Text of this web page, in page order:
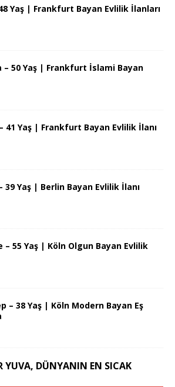
Yaş | Frankfurt Bayan Evlilik İlanları
– 50 Yaş | Frankfurt İslami Bayan
41 Yaş | Frankfurt Bayan Evlilik İlanı
39 Yaş | Berlin Bayan Evlilik İlanı
– 55 Yaş | Köln Olgun Bayan Evlilik
– 38 Yaş | Köln Modern Bayan Eş
YUVA, DÜNYANIN EN SICAK